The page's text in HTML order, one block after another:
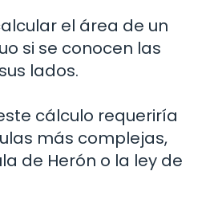
el área de un
si se conocen las
lados.
cálculo requeriría
más complejas,
de Herón o la ley de